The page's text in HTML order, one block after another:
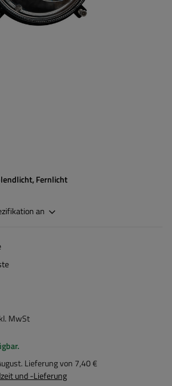
Fernlicht
an
MwSt
. Lieferung von 7,40 €
und -Lieferung